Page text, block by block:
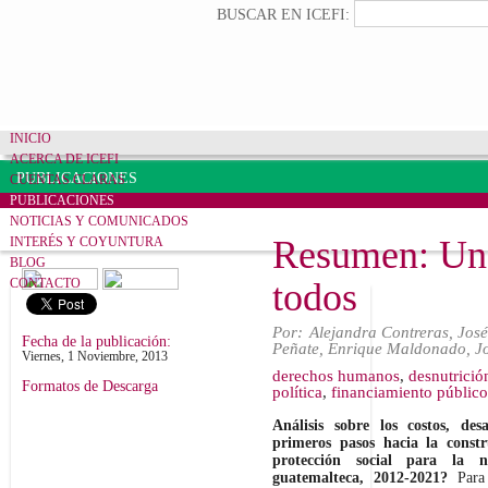
Formulario de búsqueda
BUSCAR EN ICEFI:
INICIO
ACERCA DE ICEFI
CUENTAS CLARAS
PUBLICACIONES
NOTICIAS Y COMUNICADOS
INTERÉS Y COYUNTURA
BLOG
CONTACTO
PUBLICACIONES
Fecha de la publicación:
Viernes, 1 Noviembre, 2013
Formatos de Descarga
Resumen:
todos
Por: Alejandra Contreras
Peñate Enrique Maldonado
derechos humanos,
política, financiamiento público
Análisis sobre los costos,
primeros pasos hacia la
protección social para la
guatemalteca, 2012-2021?Para